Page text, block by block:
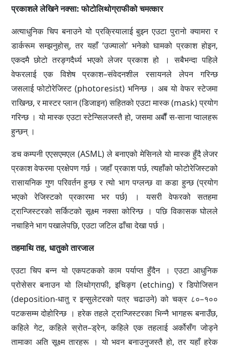
प्रकाशले लेखिने नक्सा: फोटोलिथोग्राफीको चमत्कार
अत्याधुनिक चिप बनाउने यो प्रक्रियालाई बुझ्न एउटा पुरानो क्यामरा र
डार्करूम सम्झनुहोस्, तर यहाँ ‘उज्यालो’ भनेको घामको प्रकाश होइन,
एकदमै छोटो तरङ्गदैर्ध्य भएको लेजर प्रकाश हो । सबैभन्दा पहिले
वेफरलाई एक विशेष प्रकाश–संवेदनशील रसायनले लेपन गरिन्छ
जसलाई फोटोरेजिस्ट (photoresist) भनिन्छ । अब यो वेफर स्टेजमा
राखिन्छ, र मास्टर प्लान (डिजाइन) सहितको एउटा मास्क (mask) प्रयोग
गरिन्छ । यो मास्क एउटा स्टेन्सिलजस्तै हो, जसमा अर्बौं स-साना प्वालहरू
हुन्छन् ।
डच कम्पनी एएसएमएल (ASML) ले बनाएको मेसिनले यो मास्क हुँदै लेजर
प्रकाश वेफरमा प्रक्षेपण गर्छ । जहाँ प्रकाश पर्छ, त्यहाँको फोटोरेजिस्टको
रासायनिक गुण परिवर्तन हुन्छ र त्यो भाग पग्लन्छ वा कडा हुन्छ (प्रयोग
भएको रेजिस्टको प्रकारमा भर पर्छ) । यसरी वेफरको सतहमा
ट्रान्जिस्टरको सर्किटको सूक्ष्म नक्सा कोरिन्छ । पछि विकासक घोलले
नचाहिने भाग पखालेपछि, एउटा जटिल ढाँचा देखा पर्छ ।
तहमाथि तह, धातुको तारजाल
एउटा चिप बन्न यो एकपटकको काम पर्याप्त हुँदैन । एउटा आधुनिक
प्रोसेसर बनाउन यो लिथोग्राफी, इचिङ्ग (etching) र डिपोजिसन
(deposition-धातु र इन्सुलेटरको पत्र चढाउने) को चक्र ८०–१००
पटकसम्म दोहोरिन्छ । हरेक तहले ट्रान्जिस्टरका भिन्नै भागहरू बनाउँछ,
कहिले गेट, कहिले स्रोत–ड्रेन, कहिले एक तहलाई अर्कोसँग जोड्ने
तामाका अति सूक्ष्म तारहरू । यो भवन बनाउनुजस्तै हो, तर यहाँ हरेक